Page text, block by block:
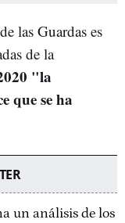
las Guardas es
de la
"la
que se ha
un análisis de los